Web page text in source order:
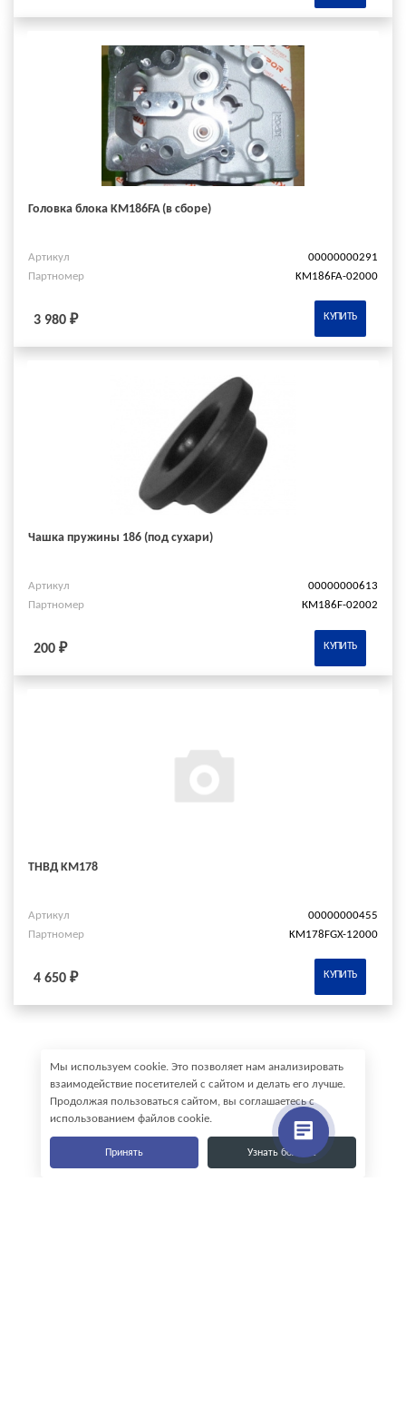
Головка блока KM186FA (в сборе)
Артикул
00000000291
Партномер
KM186FA-02000
3 980 ₽ КУПИТЬ
Чашка пружины 186 (под сухари)
Артикул
00000000613
Партномер
КМ186F-02002
200 ₽ КУПИТЬ
ТНВД KM178
Артикул
00000000455
Партномер
KM178FGX-12000
4 650 ₽ КУПИТЬ
Мы используем cookie. Это позволяет нам анализировать
взаимодействие посетителей с сайтом и делать его лучше.
Продолжая пользоваться сайтом, вы соглашаетесь с
использованием файлов cookie.
Принять Узнать больше